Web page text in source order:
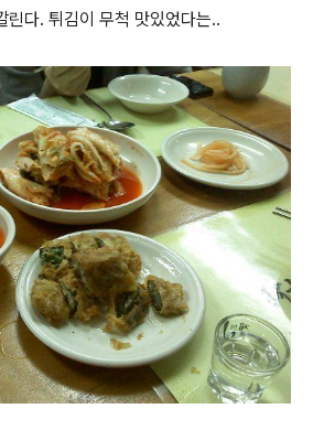
린다. 튀김이 무척 맛있었다는..